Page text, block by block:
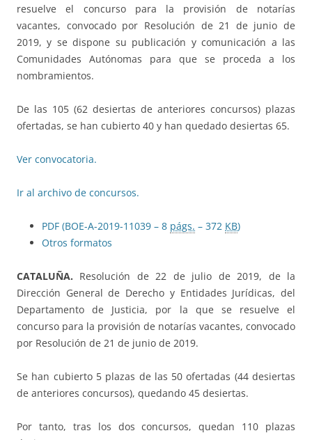
resuelve el concurso para la provisión de notarías
vacantes, convocado por Resolución de 21 de junio de
2019, y se dispone su publicación y comunicación a las
Comunidades Autónomas para que se proceda a los
nombramientos.
De las 105 (62 desiertas de anteriores concursos) plazas
ofertadas, se han cubierto 40 y han quedado desiertas 65.
Ver convocatoria.
Ir al archivo de concursos.
PDF (BOE-A-2019-11039 – 8 págs. – 372 KB)
Otros formatos
CATALUÑA. Resolución de 22 de julio de 2019, de la
Dirección General de Derecho y Entidades Jurídicas, del
Departamento de Justicia, por la que se resuelve el
concurso para la provisión de notarías vacantes, convocado
por Resolución de 21 de junio de 2019.
Se han cubierto 5 plazas de las 50 ofertadas (44 desiertas
de anteriores concursos), quedando 45 desiertas.
Por tanto, tras los dos concursos, quedan 110 plazas